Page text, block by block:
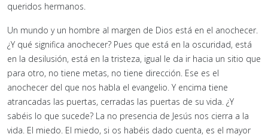
queridos hermanos.
Un mundo y un hombre al margen de Dios está en el anochecer.
¿Y qué significa anochecer? Pues que está en la oscuridad, está
en la desilusión, está en la tristeza, igual le da ir hacia un sitio que
para otro, no tiene metas, no tiene dirección. Ese es el
anochecer del que nos habla el evangelio. Y encima tiene
atrancadas las puertas, cerradas las puertas de su vida. ¿Y
sabéis lo que sucede? La no presencia de Jesús nos cierra a la
vida. El miedo. El miedo, si os habéis dado cuenta, es el mayor